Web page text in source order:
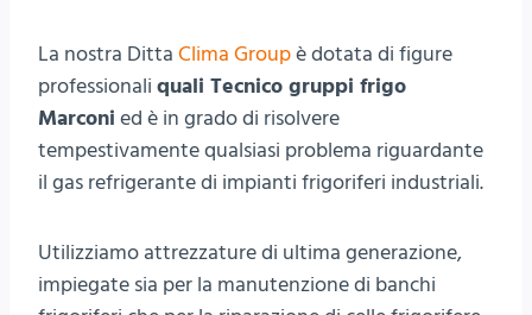
La nostra Ditta Clima Groupè dotata di figure
professionali quali Tecnico gruppi frigo
Marconi ed è in grado di risolvere
tempestivamente qualsiasi problema riguardante
il gas refrigerante di impianti frigoriferi industriali.
Utilizziamo attrezzature di ultima generazione,
impiegate sia per la manutenzione di banchi